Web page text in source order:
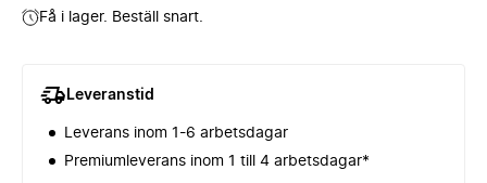
Få i lager. Beställ snart.
Leveranstid
Leverans inom 1-6 arbetsdagar
Premiumleverans inom 1 till 4 arbetsdagar*